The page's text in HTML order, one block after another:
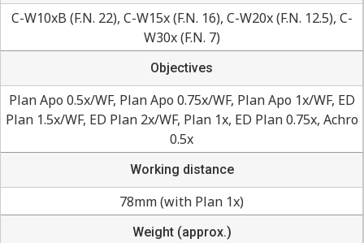
C-W10xB (F.N. 22), C-W15x (F.N. 16), C-W20x (F.N. 12.5), C-
W30x (F.N. 7)
Objectives
Plan Apo 0.5x/WF, Plan Apo 0.75x/WF, Plan Apo 1x/WF, ED
Plan 1.5x/WF, ED Plan 2x/WF, Plan 1x, ED Plan 0.75x, Achro
0.5x
Working distance
78mm (with Plan 1x)
Weight (approx.)